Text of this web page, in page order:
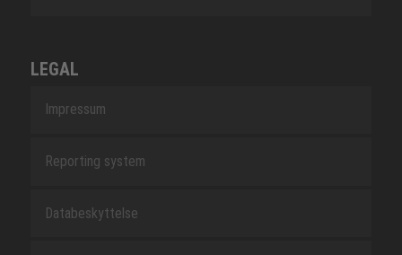
LEGAL
Impressum
Reporting system
Databeskyttelse